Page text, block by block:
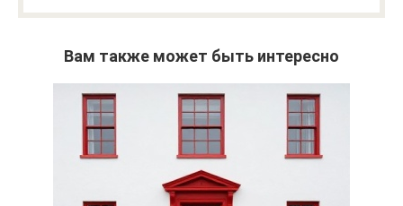
Вам также может быть интересно